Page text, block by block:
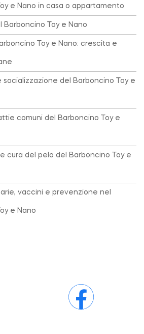
e Nano in casa o appartamento
Toy e Nano
Toy e Nano: crescita e
socializzazione del Barboncino Toy e
comuni del Barboncino Toy e
cura del pelo del Barboncino Toy e
vaccini e prevenzione nel
e Nano